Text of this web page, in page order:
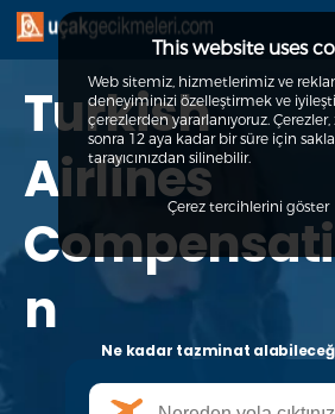
Talepte
Hakkımızda
Haklarınız
SSS
İletişim
Turkish
Airlines
n
Ne kadar tazminat
This website uses
Web sitemiz, hizmetlerimiz ve
deneyiminizi özelleştirmek ve
çerezlerden yararlanıyoruz.
sonra 12 aya kadar bir süre için
tarayıcınızdan silinebilir.
Çerez tercihlerini göster